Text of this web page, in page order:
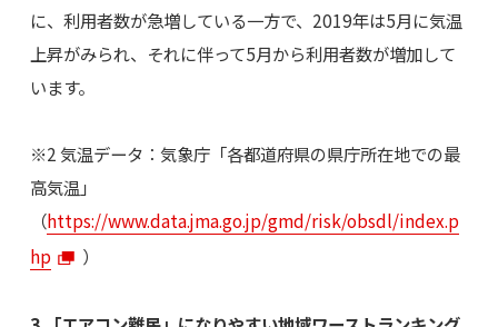
に、利用者数が急増している一方で、2019年は5月に気温
上昇がみられ、それに伴って5月から利用者数が増加して
います。
※2 気温データ：気象庁「各都道府県の県庁所在地での最
高気温」
（https://www.data.jma.go.jp/gmd/risk/obsdl/index.p
hp
）